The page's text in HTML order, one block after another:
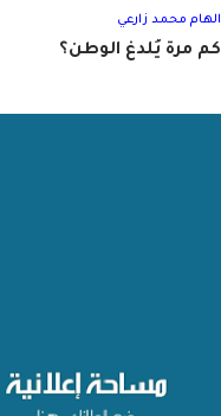
الهام محمد زارعي
كم مرة يُلدغ الوطن؟